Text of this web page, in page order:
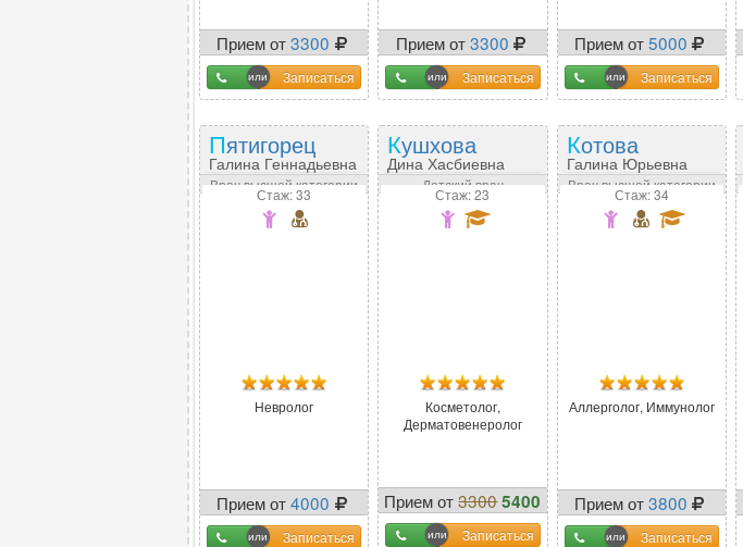
Прием от3300
Записаться
Прием от3300
Записаться
Прием от5000
Записаться
Пятигорец
Галина Геннадьевна
Врач высшей категории
Стаж: 33
Невролог
Прием от4000
Записаться
Кушхова
Дина Хасбиевна
Детский врач
Стаж: 23
Косметолог,
Дерматовенеролог
Прием от33005400
--64%
Записаться
Котова
Галина Юрьевна
Врач высшей категории
Стаж: 34
Аллерголог, Иммунолог
Прием от3800
Записаться